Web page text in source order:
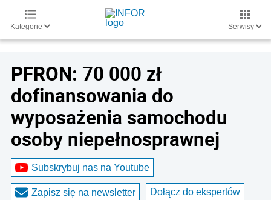
Kategorie Serwisy
PFRON: 70 000 zł
dofinansowania do
wyposażenia samochodu
osoby niepełnosprawnej
Subskrybuj nas na Youtube
Zapisz się na newsletter Dołącz do ekspertów